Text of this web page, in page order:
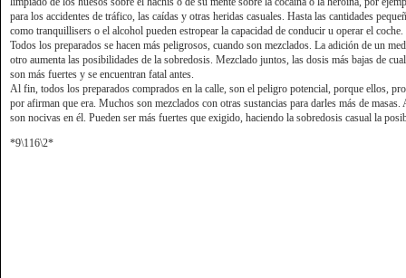
para los accidentes de tráfico, las caídas y otras heridas casuales. Hasta las cantidades
como tranquillisers o el alcohol pueden estropear la capacidad de conducir u operar el coche.
Todos los preparados se hacen más peligrosos, cuando son mezclados. La adición de un
otro aumenta las posibilidades de la sobredosis. Mezclado juntos, las dosis más bajas de
son más fuertes y se encuentran fatal antes.
Al fin, todos los preparados comprados en la calle, son el peligro potencial, porque ellos,
por afirman que era. Muchos son mezclados con otras sustancias para darles más de masas.
son nocivas en él. Pueden ser más fuertes que exigido, haciendo la sobredosis casual la
*9\116\2*